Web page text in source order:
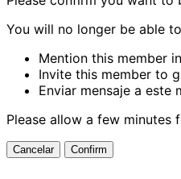
You will no longer be able
Mention this member
Invite this member to
Enviar mensaje a este
Please allow a few minutes
Confirm